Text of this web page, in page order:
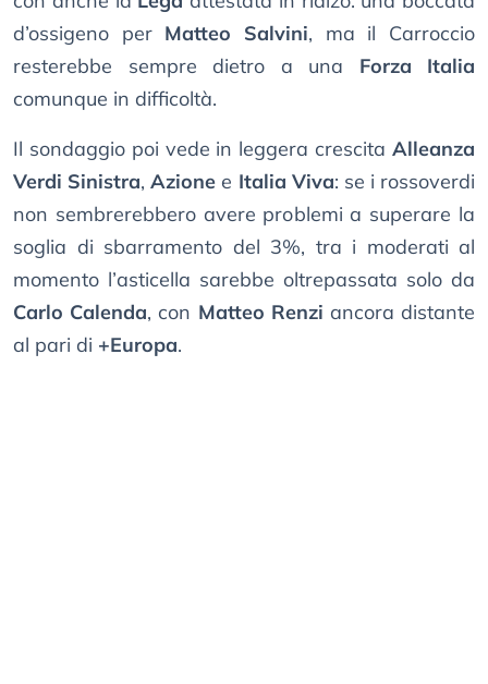
d’ossigeno per Matteo Salvini, ma il Carroccio
resterebbe sempre dietro a una Forza Italia
comunque in difficoltà.
Il sondaggio poi vede in leggera crescita Alleanza
Verdi Sinistra,Azionee Italia Viva: se i rossoverdi
non sembrerebbero avere problemi a superare la
soglia di sbarramento del 3%, tra i moderati al
momento l’asticella sarebbe oltrepassata solo da
Carlo Calenda, con Matteo Renzi ancora distante
al pari di +Europa.